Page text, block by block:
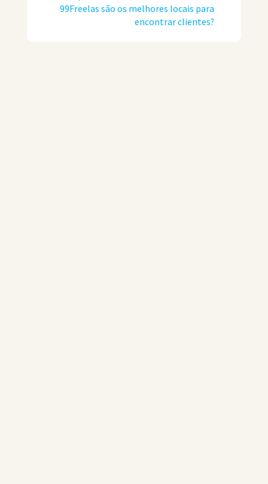
99Freelas são os melhores locais para
encontrar clientes?